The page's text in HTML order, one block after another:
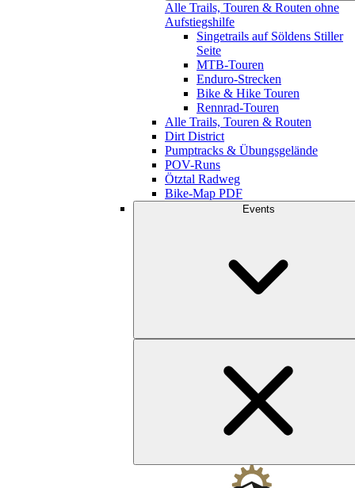
Alle Trails, Touren & Routen ohne
Aufstiegshilfe
Singetrails auf Söldens Stiller
Seite
MTB-Touren
Enduro-Strecken
Bike & Hike Touren
Rennrad-Touren
Alle Trails, Touren & Routen
Dirt District
Pumptracks & Übungsgelände
POV-Runs
Ötztal Radweg
Bike-Map PDF
Events